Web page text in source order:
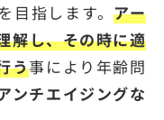
目指します。アー
解し、その時に適
う事により年齢問
ンチエイジングな